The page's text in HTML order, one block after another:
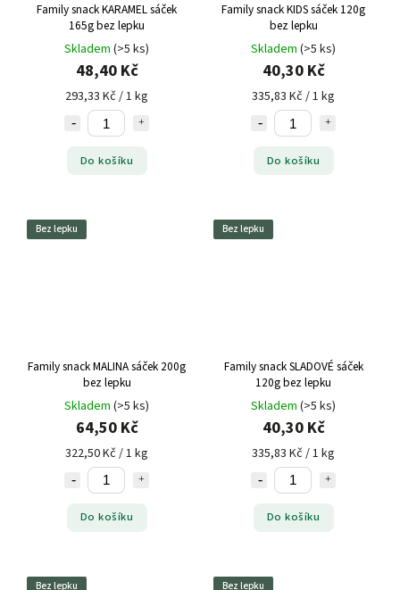
Family snack KARAMEL sáček
165g bez lepku
Skladem (>5 ks)
48,40 Kč
293,33 Kč / 1 kg
Do košíku
Family snack KIDS sáček 120g
bez lepku
Skladem (>5 ks)
40,30 Kč
335,83 Kč / 1 kg
Do košíku
Bez lepku
Family snack MALINA sáček 200g
bez lepku
Skladem (>5 ks)
64,50 Kč
322,50 Kč / 1 kg
Do košíku
Bez lepku
Family snack SLADOVÉ sáček
120g bez lepku
Skladem (>5 ks)
40,30 Kč
335,83 Kč / 1 kg
Do košíku
Bez lepku Bez lepku